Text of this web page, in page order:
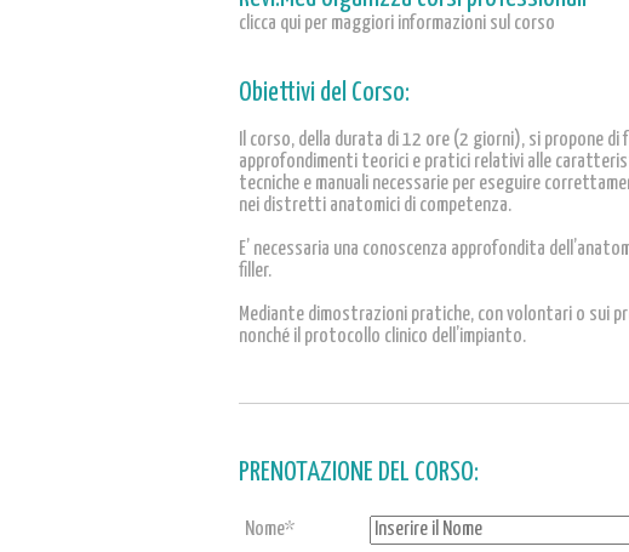
clicca qui per maggiori informazioni sul corso
Obiettivi del Corso:
Il corso, della durata di 12 ore (2 giorni), si propone
approfondimenti teorici e pratici relativi alle
tecniche e manuali necessarie per eseguire
nei distretti anatomici di competenza.
E’ necessaria una conoscenza approfondita
filler.
Mediante dimostrazioni pratiche, con volontari o sui
nonché il protocollo clinico dell’impianto.
PRENOTAZIONE DEL CORSO:
Nome*